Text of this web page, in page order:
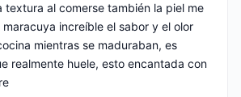
textura al comerse también la piel me
maracuya increíble el sabor y el olor
mientras se maduraban, es
realmente huele, esto encantada con